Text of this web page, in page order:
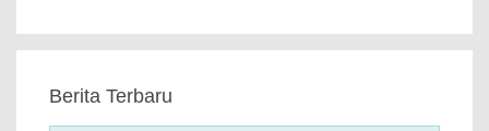
Berita Terbaru